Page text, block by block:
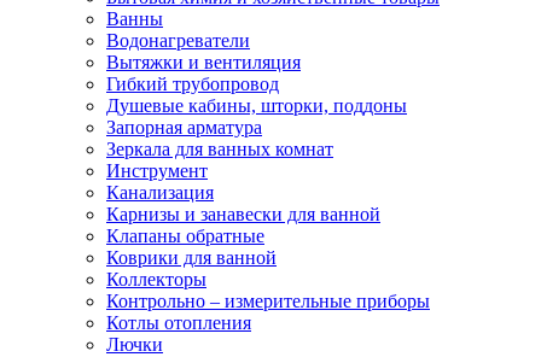
Ванны
Водонагреватели
Вытяжки и вентиляция
Гибкий трубопровод
Душевые кабины, шторки, поддоны
Запорная арматура
Зеркала для ванных комнат
Инструмент
Канализация
Карнизы и занавески для ванной
Клапаны обратные
Коврики для ванной
Коллекторы
Контрольно – измерительные приборы
Котлы отопления
Лючки